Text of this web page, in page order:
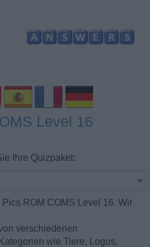
Level 16
Ihre Quizpaket:
ROM COMS Level 16. Wir
verschiedenen
wie Tiere, Logos,